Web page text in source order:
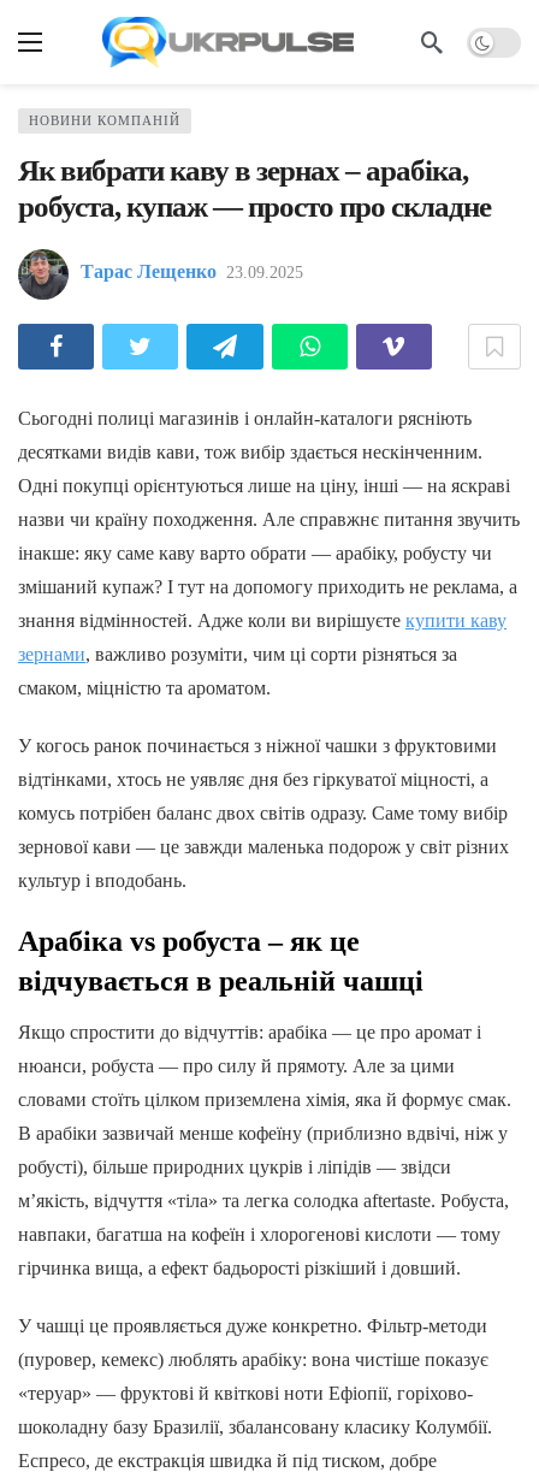
НОВИНИ КОМПАНІЙ
Як вибрати каву в зернах – арабіка,
робуста, купаж — просто про складне
Тарас Лещенко 23.09.2025
Сьогодні полиці магазинів і онлайн-каталоги рясніють
десятками видів кави, тож вибір здається нескінченним.
Одні покупці орієнтуються лише на ціну, інші — на яскраві
назви чи країну походження. Але справжнє питання звучить
інакше: яку саме каву варто обрати — арабіку, робусту чи
змішаний купаж? І тут на допомогу приходить не реклама, а
знання відмінностей. Адже коли ви вирішуєте купити каву
зернами, важливо розуміти, чим ці сорти різняться за
смаком, міцністю та ароматом.
У когось ранок починається з ніжної чашки з фруктовими
відтінками, хтось не уявляє дня без гіркуватої міцності, а
комусь потрібен баланс двох світів одразу. Саме тому вибір
зернової кави — це завжди маленька подорож у світ різних
культур і вподобань.
Арабіка vs робуста – як це
відчувається в реальній чашці
Якщо спростити до відчуттів: арабіка — це про аромат і
нюанси, робуста — про силу й прямоту. Але за цими
словами стоїть цілком приземлена хімія, яка й формує смак.
В арабіки зазвичай менше кофеїну (приблизно вдвічі, ніж у
робусті), більше природних цукрів і ліпідів — звідси
м’якість, відчуття «тіла» та легка солодка aftertaste. Робуста,
навпаки, багатша на кофеїн і хлорогенові кислоти — тому
гірчинка вища, а ефект бадьорості різкіший і довший.
У чашці це проявляється дуже конкретно. Фільтр-методи
(пуровер, кемекс) люблять арабіку: вона чистіше показує
«теруар» — фруктові й квіткові ноти Ефіопії, горіхово-
шоколадну базу Бразилії, збалансовану класику Колумбії.
Еспресо, де екстракція швидка й під тиском, добре